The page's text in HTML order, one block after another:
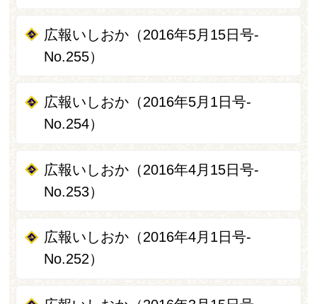
広報いしおか（2016年5月15日号-
No.255）
広報いしおか（2016年5月1日号-
No.254）
広報いしおか（2016年4月15日号-
No.253）
広報いしおか（2016年4月1日号-
No.252）